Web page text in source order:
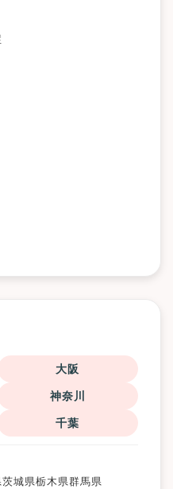
大阪
神奈川
千葉
茨城県栃木県群馬県